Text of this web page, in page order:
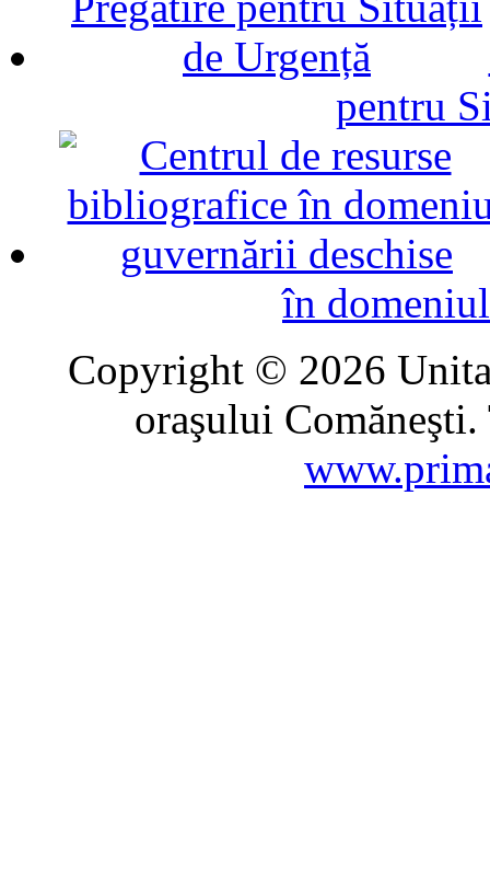
pentru
în
Copyright © 2026
oraşului